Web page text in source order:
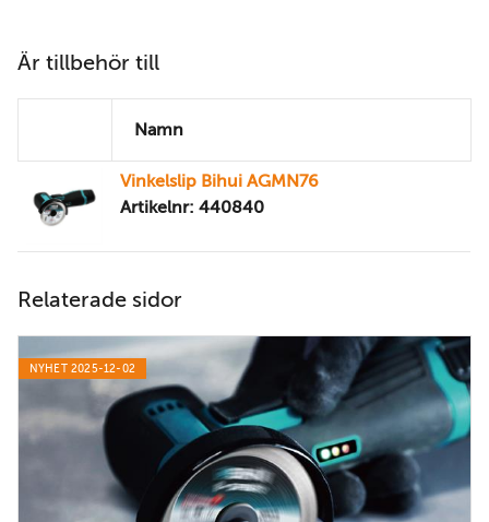
Är tillbehör till
Namn
Vinkelslip Bihui AGMN76
Artikelnr: 440840
Relaterade sidor
NYHET 2025-12-02